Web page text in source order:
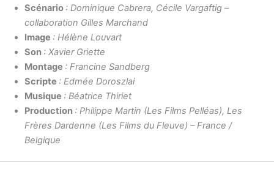
Scénario : Dominique Cabrera, Cécile Vargaftig –
collaboration Gilles Marchand
Image : Hélène Louvart
Son : Xavier Griette
Montage : Francine Sandberg
Scripte : Edmée Doroszlai
Musique : Béatrice Thiriet
Production : Philippe Martin (Les Films Pelléas), Les
Frères Dardenne (Les Films du Fleuve) – France /
Belgique